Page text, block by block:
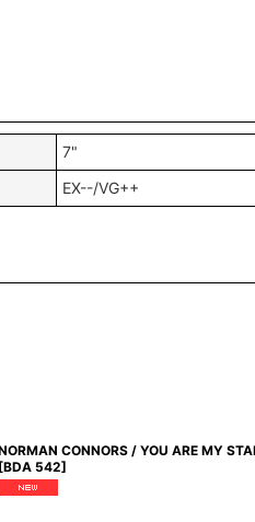
7"
EX--/VG++
CONNORS / YOU ARE MY
[BDA 542]